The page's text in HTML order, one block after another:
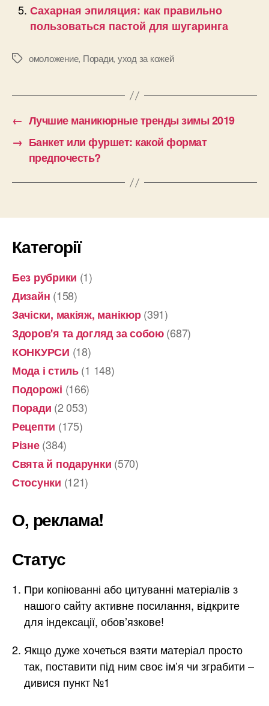
Сахарная эпиляция: как правильно
пользоваться пастой для шугаринга
Позначки
омоложение, Поради, уход за кожей
← Лучшие маникюрные тренды зимы 2019
→ Банкет или фуршет: какой формат
предпочесть?
Категорії
Без рубрики (1)
Дизайн (158)
Зачіски, макіяж, манікюр(391)
Здоров'я та догляд за собою(687)
КОНКУРСИ (18)
Мода і стиль(1 148)
Подорожі (166)
Поради (2 053)
Рецепти (175)
Різне(384)
Свята й подарунки (570)
Стосунки (121)
О, реклама!
Статус
При копіюванні або цитуванні матеріалів з
нашого сайту активне посилання, відкрите
для індексації, обов’язкове!
Якщо дуже хочеться взяти матеріал просто
так, поставити під ним своє ім’я чи зграбити –
дивися пункт №1